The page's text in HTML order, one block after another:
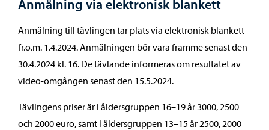
Anmälning via elektronisk blankett
Anmälning till tävlingen tar plats via elektronisk blankett
fr.o.m. 1.4.2024. Anmälningen bör vara framme senast den
30.4.2024 kl. 16. De tävlande informeras om resultatet av
video-omgången senast den 15.5.2024.
Tävlingens priser är i åldersgruppen 16–19 år 3000, 2500
och 2000 euro, samt i åldersgruppen 13–15 år 2500, 2000